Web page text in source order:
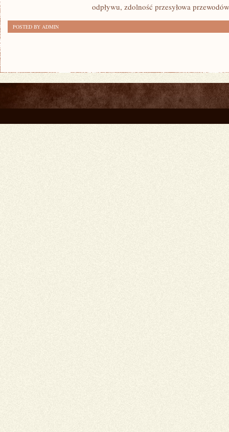
odpływu, zdolność przesyłowa
POSTED BY ADMIN